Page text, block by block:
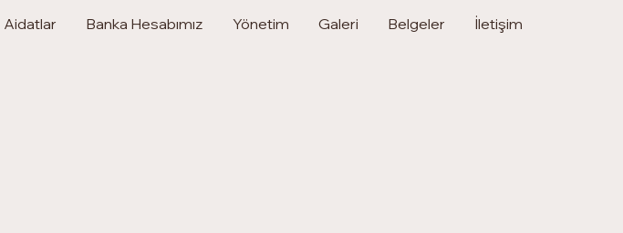
Aidatlar Banka Hesabımız Yönetim Galeri Belgeler İletişim